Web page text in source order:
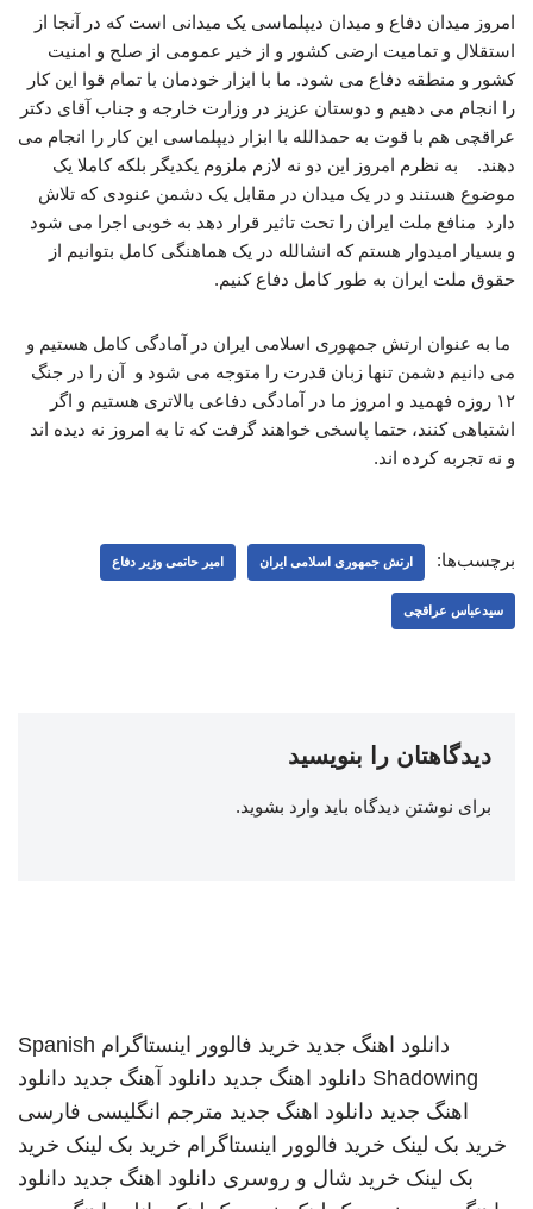
امروز میدان دفاع و میدان دیپلماسی یک میدانی است که در آنجا از
استقلال و تمامیت ارضی کشور و از خیر عمومی از صلح و امنیت
کشور و منطقه دفاع می شود. ما با ابزار خودمان با تمام قوا این کار
را انجام می دهیم و دوستان عزیز در وزارت خارجه و جناب آقای دکتر
عراقچی هم با قوت به حمدالله با ابزار دیپلماسی این کار را انجام می
دهند. به نظرم امروز این دو نه لازم ملزوم یکدیگر بلکه کاملا یک
موضوع هستند و در یک میدان در مقابل یک دشمن عنودی که تلاش
دارد منافع ملت ایران را تحت تاثیر قرار دهد به خوبی اجرا می شود
و بسیار امیدوار هستم که انشالله در یک هماهنگی کامل بتوانیم از
حقوق ملت ایران به طور کامل دفاع کنیم.
ما به عنوان ارتش جمهوری اسلامی ایران در آمادگی کامل هستیم و
می دانیم دشمن تنها زبان قدرت را متوجه می شود و آن را در جنگ
۱۲ روزه فهمید و امروز ما در آمادگی دفاعی بالاتری هستیم و اگر
اشتباهی کنند، حتما پاسخی خواهند گرفت که تا به امروز نه دیده اند
و نه تجربه کرده اند.
برچسب‌ها: ارتش جمهوری اسلامی ایران امیر حاتمی وزیر دفاع
سیدعباس عراقچی
دیدگاهتان را بنویسید
برای نوشتن دیدگاه باید وارد بشوید.
دانلود اهنگ جدید خرید فالوور اینستاگرام Spanish
Shadowing دانلود اهنگ جدید دانلود آهنگ جدید دانلود
اهنگ جدید دانلود اهنگ جدید مترجم انگلیسی فارسی
خرید بک لینک خرید فالوور اینستاگرام خرید بک لینک خرید
بک لینک خرید شال و روسری دانلود اهنگ جدید دانلود